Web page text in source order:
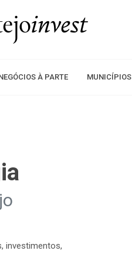
À PARTE MUNICÍPIOS
investimentos,